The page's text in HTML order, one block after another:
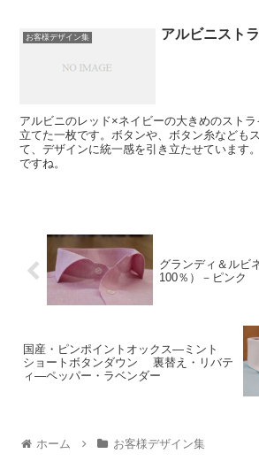
お客様デザイン集 アルビニスト
アルビニのレッド×ネイビーの大きめのスト
立てた一枚です。ボタンや、ボタン糸なども
て、デザインに統一感を引き立たせています
ですね。
グランディ＆ルビ
100％）－ピンク
国産・ピンポイントオックス―ミント
ショートボタンダウン 裏替え・リバテ
ィ―ペッパー・ラベンダー
ホーム お客様デザイン集